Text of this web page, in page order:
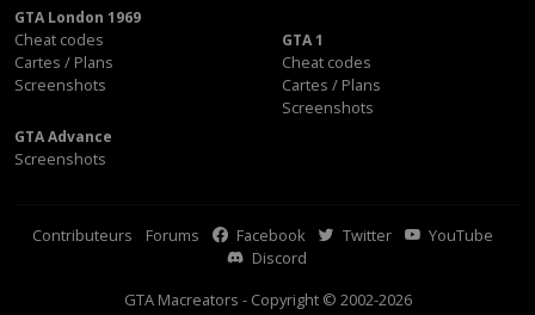
GTA London 1969
Cheat codes
Cartes / Plans
Screenshots
GTA 1
Cheat codes
Cartes / Plans
Screenshots
GTA Advance
Screenshots
Contributeurs Forums Facebook Twitter
YouTube
Discord
GTA Macreators - Copyright © 2002-2026